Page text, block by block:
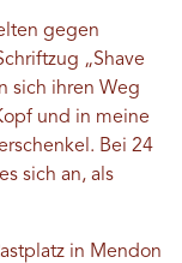
gegen
„Shave
sich ihren Weg
und in meine
Bei 24
sich an, als
in Mendon